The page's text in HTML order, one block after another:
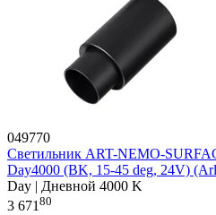
049770
Светильник ART-NEMO-
Day4000 (BK, 15-45 deg, 24V)
Day | Дневной 4000 K
3 671 80